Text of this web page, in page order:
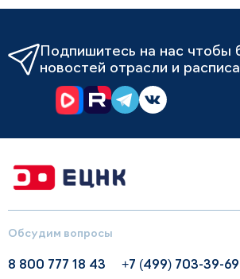
Подпишитесь на нас чтобы
новостей отрасли и
Обсудим вопросы
8 800 777 18 43
+7 (499) 703-39-69